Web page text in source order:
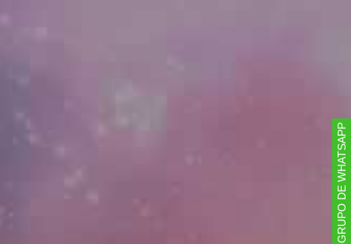
GRUPO DE WHATSAPP